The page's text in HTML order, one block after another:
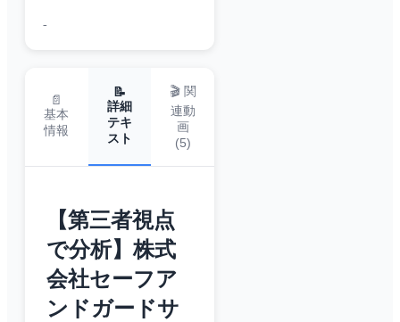
-
📄
基本
情報
📝
詳細
テキ
スト
🎬 関
連動
画
(5)
【第三者視点
で分析】株式
会社セーフア
ンドガードサ